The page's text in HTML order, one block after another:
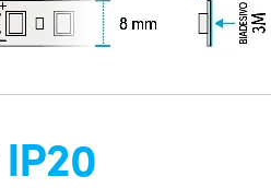
IP20